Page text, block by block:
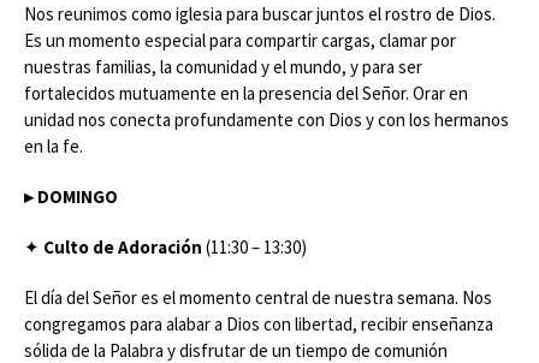
Nos reunimos como iglesia para buscar juntos el rostro de Dios.
Es un momento especial para compartir cargas, clamar por
nuestras familias, la comunidad y el mundo, y para ser
fortalecidos mutuamente en la presencia del Señor. Orar en
unidad nos conecta profundamente con Dios y con los hermanos
en la fe.
▸DOMINGO
✦ Culto de Adoración (11:30 – 13:30)
El día del Señor es el momento central de nuestra semana. Nos
congregamos para alabar a Dios con libertad, recibir enseñanza
sólida de la Palabra y disfrutar de un tiempo de comunión